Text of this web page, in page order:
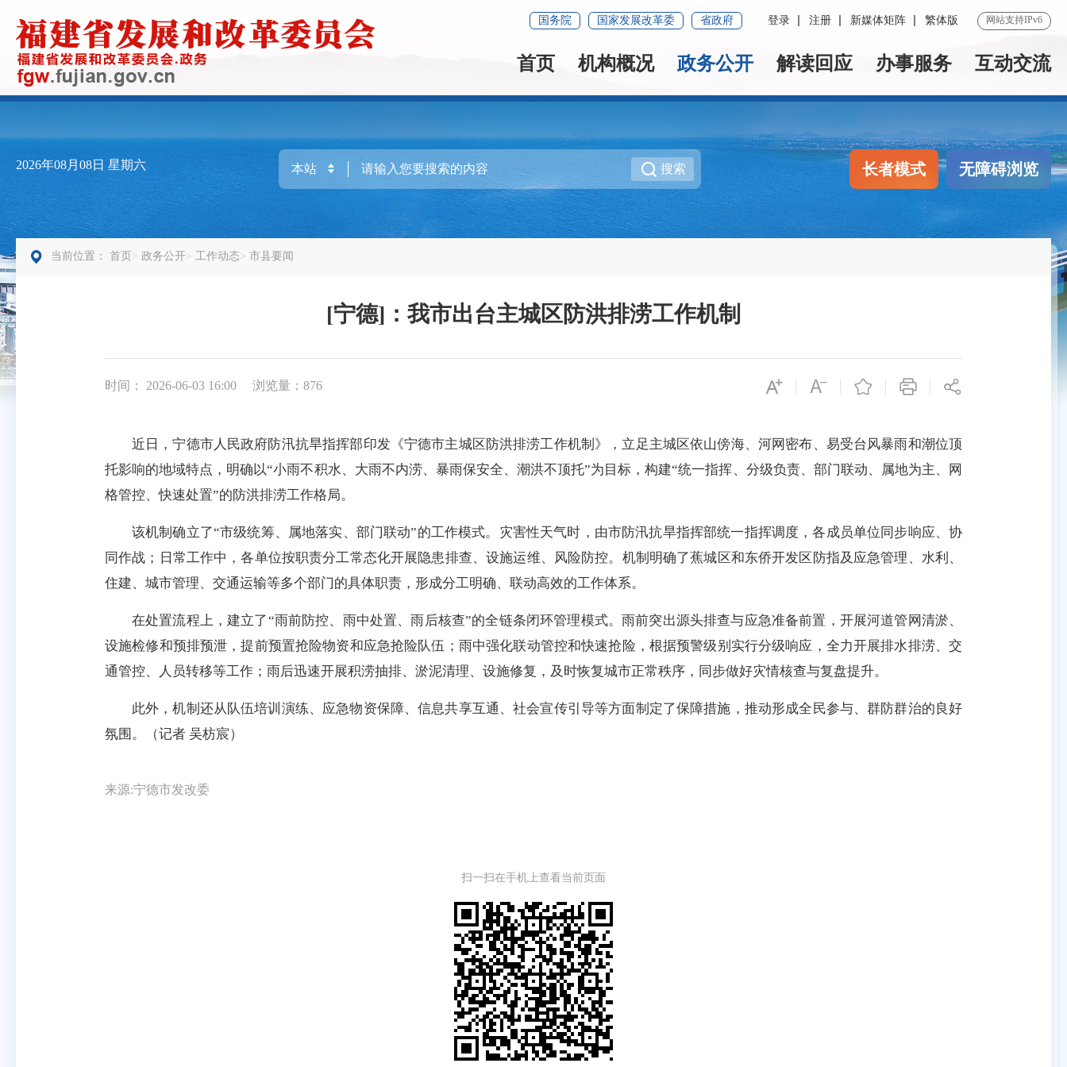
国务院 国家发展改革委 省政府 登录 注册 新媒体矩阵 繁体版 网站支持IPv6
首页 机构概况 政务公开 解读回应 办事服务 互动交流
2026年08月08日 星期六 搜索 长者模式 无障碍浏览
当前位置： 首页 政务公开 工作动态 市县要闻
[宁德]：我市出台主城区防洪排涝工作机制
时间： 2026-06-03 16:00 浏览量：876
近日，宁德市人民政府防汛抗旱指挥部印发《宁德市主城区防洪排涝工作机制》，立足主城区依山傍海、河网密布、易受台风暴雨和潮位顶
托影响的地域特点，明确以“小雨不积水、大雨不内涝、暴雨保安全、潮洪不顶托”为目标，构建“统一指挥、分级负责、部门联动、属地为主、网
格管控、快速处置”的防洪排涝工作格局。
该机制确立了“市级统筹、属地落实、部门联动”的工作模式。灾害性天气时，由市防汛抗旱指挥部统一指挥调度，各成员单位同步响应、协
同作战；日常工作中，各单位按职责分工常态化开展隐患排查、设施运维、风险防控。机制明确了蕉城区和东侨开发区防指及应急管理、水利、
住建、城市管理、交通运输等多个部门的具体职责，形成分工明确、联动高效的工作体系。
在处置流程上，建立了“雨前防控、雨中处置、雨后核查”的全链条闭环管理模式。雨前突出源头排查与应急准备前置，开展河道管网清淤、
设施检修和预排预泄，提前预置抢险物资和应急抢险队伍；雨中强化联动管控和快速抢险，根据预警级别实行分级响应，全力开展排水排涝、交
通管控、人员转移等工作；雨后迅速开展积涝抽排、淤泥清理、设施修复，及时恢复城市正常秩序，同步做好灾情核查与复盘提升。
此外，机制还从队伍培训演练、应急物资保障、信息共享互通、社会宣传引导等方面制定了保障措施，推动形成全民参与、群防群治的良好
氛围。（记者 吴枋宸）
来源:宁德市发改委
扫一扫在手机上查看当前页面